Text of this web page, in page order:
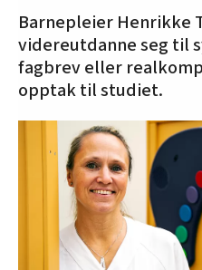
Barnepleier Henrikke
videreutdanne seg til
fagbrev eller
opptak til studiet.